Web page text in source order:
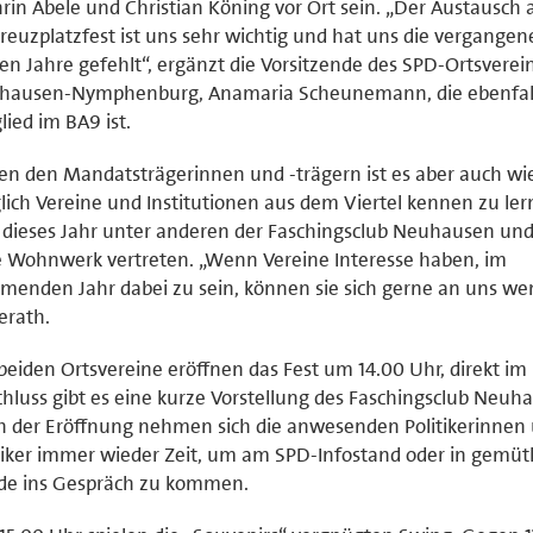
Abele und Christian Köning vor Ort sein. „Der Austausch
ist uns sehr wichtig und hat uns die
Jahre gefehlt“, ergänzt die Vorsitzende des SPD-
Nymphenburg, Anamaria Scheunemann, die
im BA9 ist.
den Mandatsträgerinnen und -trägern ist es aber auch
Vereine und Institutionen aus dem Viertel kennen zu
Jahr unter anderen der Faschingsclub Neuhausen
Wohnwerk vertreten. „Wenn Vereine Interesse haben, im
Jahr dabei zu sein, können sie sich gerne an uns
Ortsvereine eröffnen das Fest um 14.00 Uhr, direkt im
gibt es eine kurze Vorstellung des Faschingsclub
der Eröffnung nehmen sich die anwesenden Politikerinnen
immer wieder Zeit, um am SPD-Infostand oder in
ins Gespräch zu kommen.